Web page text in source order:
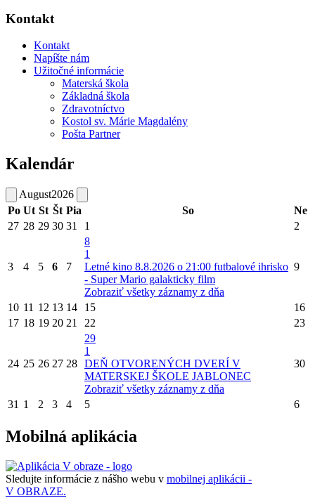
Kontakt
Kontakt
Napíšte nám
Užitočné informácie
Materská škola
Základná škola
Zdravotníctvo
Kostol sv. Márie Magdalény
Pošta Partner
Kalendár
August2026
Po Ut St Št Pia So
Ne
27 28 29 30 31 1 2
3 4 5 6 7
8
1
Letné kino 8.8.2026 o 21:00 futbalové ihrisko
- Super Mario galakticky film
Zobraziť všetky záznamy z dňa
9
10 11 12 13 14 15
16
17 18 19 20 21 22 23
24 25 26 27 28
29
1
DEŇ OTVORENÝCH DVERÍ V
MATERSKEJ ŠKOLE JABLONEC
Zobraziť všetky záznamy z dňa
30
31 1 2 3 4 5 6
Mobilná aplikácia
Sledujte informácie z nášho webu v mobilnej aplikácii -
V OBRAZE.